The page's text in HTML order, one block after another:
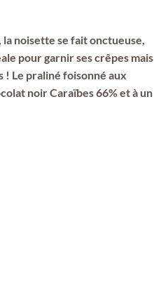
noisette se fait onctueuse,
pour garnir ses crêpes mais
! Le praliné foisonné aux
noir Caraïbes 66% et à un